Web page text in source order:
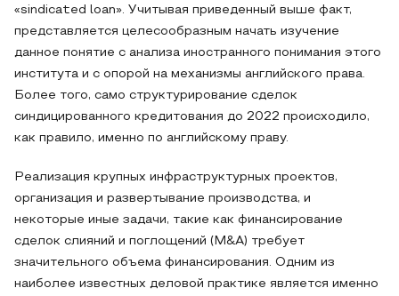
«sindicated loan». Учитывая приведенный выше факт,
представляется целесообразным начать изучение
данное понятие с анализа иностранного понимания этого
института и с опорой на механизмы английского права.
Более того, само структурирование сделок
синдицированного кредитования до 2022 происходило,
как правило, именно по английскому праву.
Реализация крупных инфраструктурных проектов,
организация и развертывание производства, и
некоторые иные задачи, такие как финансирование
сделок слияний и поглощений (M&A) требует
значительного объема финансирования. Одним из
наиболее известных деловой практике является именно